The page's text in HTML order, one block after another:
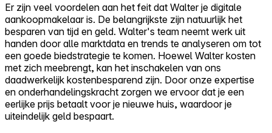
Er zijn veel voordelen aan het feit dat Walter je digitale
aankoopmakelaar is. De belangrijkste zijn natuurlijk het
besparen van tijd en geld. Walter's team neemt werk uit
handen door alle marktdata en trends te analyseren om tot
een goede biedstrategie te komen. Hoewel Walter kosten
met zich meebrengt, kan het inschakelen van ons
daadwerkelijk kostenbesparend zijn. Door onze expertise
en onderhandelingskracht zorgen we ervoor dat je een
eerlijke prijs betaalt voor je nieuwe huis, waardoor je
uiteindelijk geld bespaart.